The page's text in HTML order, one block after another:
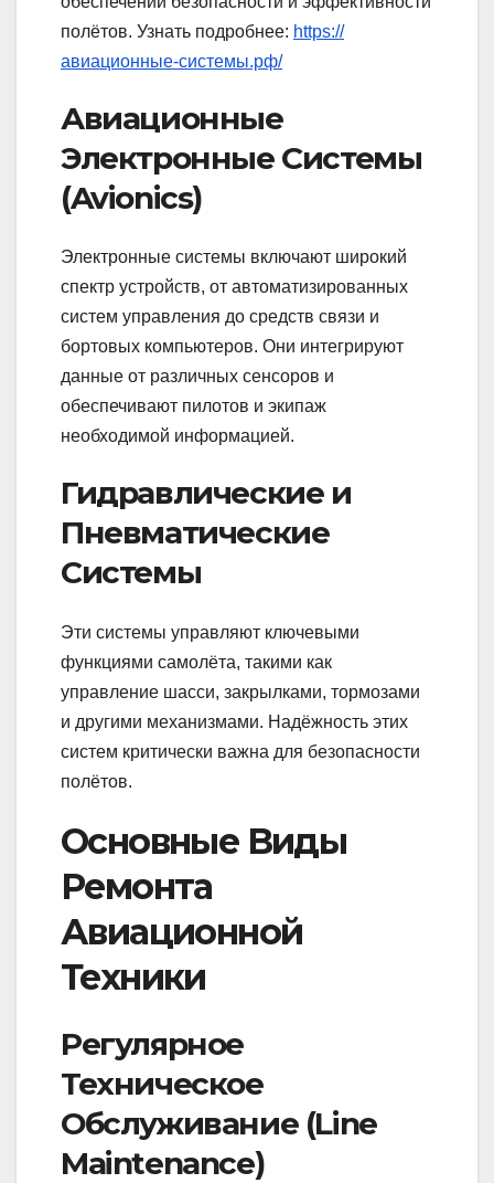
полётов. Узнать подробнее: https://
авиационные-системы.рф/
Авиационные
Электронные Системы
(Avionics)
Электронные системы включают широкий
спектр устройств, от автоматизированных
систем управления до средств связи и
бортовых компьютеров. Они интегрируют
данные от различных сенсоров и
обеспечивают пилотов и экипаж
необходимой информацией.
Гидравлические и
Пневматические
Системы
Эти системы управляют ключевыми
функциями самолёта, такими как
управление шасси, закрылками, тормозами
и другими механизмами. Надёжность этих
систем критически важна для безопасности
полётов.
Основные Виды
Ремонта
Авиационной
Техники
Регулярное
Техническое
Обслуживание (Line
Maintenance)